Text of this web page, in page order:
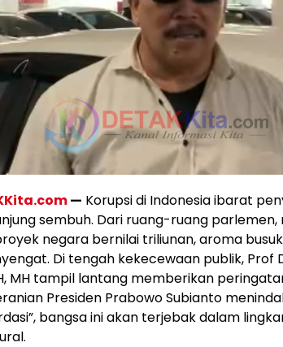
— Korupsi di Indonesia ibarat
sembuh. Dari ruang-ruang parlemen,
negara bernilai triliunan, aroma busuk
Di tengah kekecewaan publik, Prof
MH tampil lantang memberikan
Presiden Prabowo Subianto
bangsa ini akan terjebak dalam